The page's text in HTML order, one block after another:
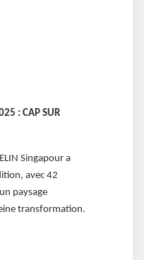
: CAP SUR
Singapour a
avec 42
paysage
transformation.